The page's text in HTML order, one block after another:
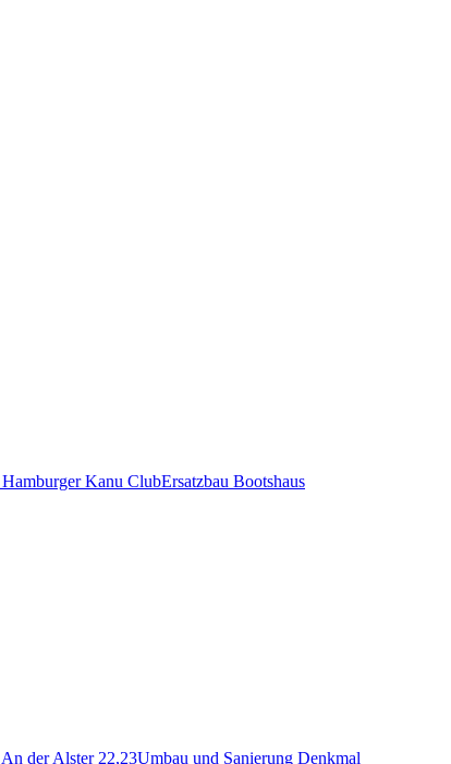
Hamburger Kanu ClubErsatzbau Bootshaus
An der Alster 22,23Umbau und Sanierung Denkmal